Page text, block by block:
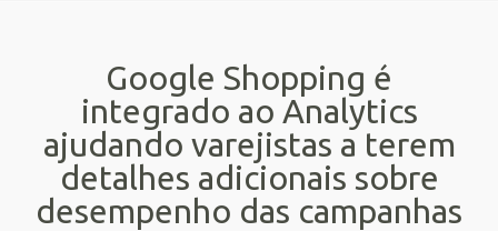
Google Shopping é
integrado ao Analytics
ajudando varejistas a terem
detalhes adicionais sobre
desempenho das campanhas